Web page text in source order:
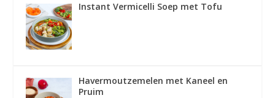
Instant Vermicelli Soep met Tofu
Havermoutzemelen met Kaneel en
Pruim